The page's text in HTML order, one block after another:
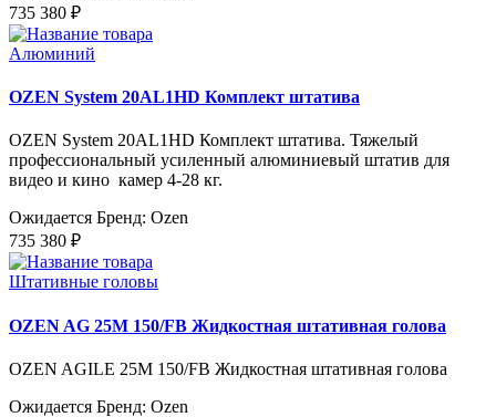
735 380 ₽
Алюминий
OZEN System 20AL1HD Комплект штатива
OZEN System 20AL1HD Комплект штатива. Тяжелый
профессиональный усиленный алюминиевый штатив для
видео и кино камер 4-28 кг.
Ожидается Бренд: Ozen
735 380 ₽
Штативные головы
OZEN AG 25M 150/FB Жидкостная штативная голова
OZEN AGILE 25M 150/FB Жидкостная штативная голова
Ожидается Бренд: Ozen